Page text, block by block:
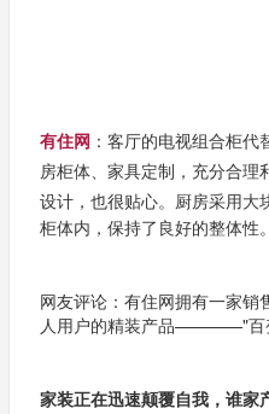
有住网 ：客厅的电视组合柜
房柜体、家具定制，充分合
设计，也很贴心。 厨房采用大
柜体内，保持了良好的整体性。
网友评论：有住网拥有一家销
人用户的精装产品————"百变
家装正在迅速颠覆自我，谁家